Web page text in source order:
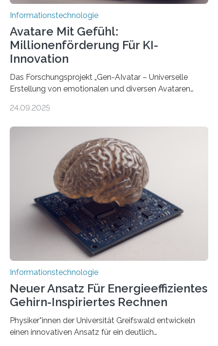
Informationstechnologie
Avatare Mit Gefühl:
Millionenförderung Für KI-
Innovation
Das Forschungsprojekt „Gen-AIvatar – Universelle
Erstellung von emotionalen und diversen Avataren
Förderung in Höhe von rund 2 Millionen Euro. Dabei
der Universität Bonn und der TH Köln gemeinsam mit
der MindPort GmbH eine neuartige, KI-gestützte
Lösung zur Erzeugung von Emotionen für realistische
Avatare. Gen-AIvatar entwickelt innovative und
kosteneffiziente Methoden, um lebensechte Avatare zu
erstellen. „Besonders wichtig ist uns eine ganzheitliche
Animation, bei der Stimme, Körperbewegung, Gestik
und Mimik im Einklang sind…
24.09.2025
Informationstechnologie
Neuer Ansatz Für Energieeffizientes
Gehirn-Inspiriertes Rechnen
Physiker*innen der Universität Greifswald entwickeln
einen innovativen Ansatz für ein deutlich